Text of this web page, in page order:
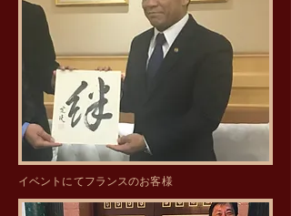
​イベントにてフランスのお客様